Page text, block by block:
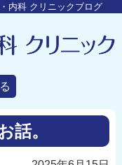
内科 クリニックブログ
話。